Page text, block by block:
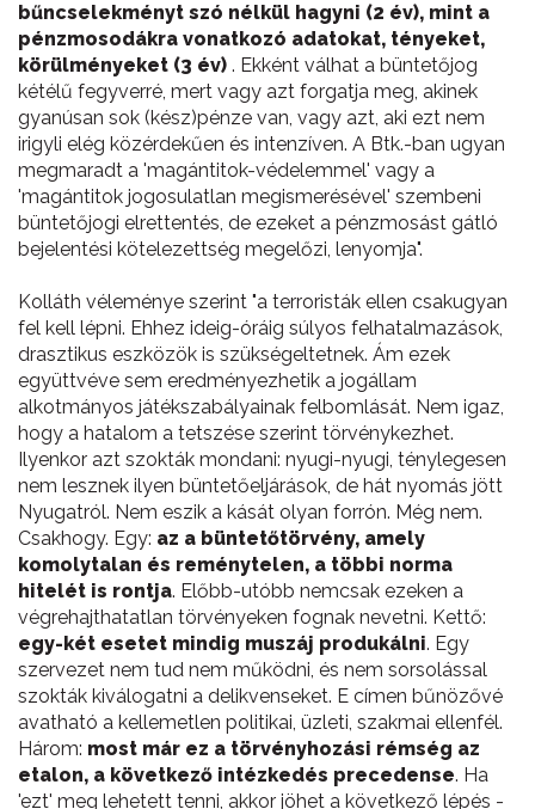
bűncselekményt szó nélkül hagyni (2 év), mint a
pénzmosodákra vonatkozó adatokat, tényeket,
körülményeket (3 év) . Ekként válhat a büntetőjog
kétélű fegyverré, mert vagy azt forgatja meg, akinek
gyanúsan sok (kész)pénze van, vagy azt, aki ezt nem
irigyli elég közérdekűen és intenzíven. A Btk.-ban ugyan
megmaradt a 'magántitok-védelemmel' vagy a
'magántitok jogosulatlan megismerésével' szembeni
büntetőjogi elrettentés, de ezeket a pénzmosást gátló
bejelentési kötelezettség megelőzi, lenyomja".
Kolláth véleménye szerint "a terroristák ellen csakugyan
fel kell lépni. Ehhez ideig-óráig súlyos felhatalmazások,
drasztikus eszközök is szükségeltetnek. Ám ezek
együttvéve sem eredményezhetik a jogállam
alkotmányos játékszabályainak felbomlását. Nem igaz,
hogy a hatalom a tetszése szerint törvénykezhet.
Ilyenkor azt szokták mondani: nyugi-nyugi, ténylegesen
nem lesznek ilyen büntetőeljárások, de hát nyomás jött
Nyugatról. Nem eszik a kását olyan forrón. Még nem.
Csakhogy. Egy: az a büntetőtörvény, amely
komolytalan és reménytelen, a többi norma
hitelét is rontja. Előbb-utóbb nemcsak ezeken a
végrehajthatatlan törvényeken fognak nevetni. Kettő:
egy-két esetet mindig muszáj produkálni. Egy
szervezet nem tud nem működni, és nem sorsolással
szokták kiválogatni a delikvenseket. E címen bűnözővé
avatható a kellemetlen politikai, üzleti, szakmai ellenfél.
Három: most már ez a törvényhozási rémség az
etalon, a következő intézkedés precedense. Ha
'ezt' meg lehetett tenni, akkor jöhet a következő lépés -